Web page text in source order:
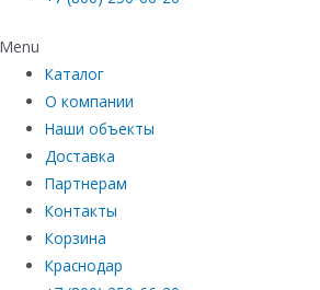
Menu
Каталог
О компании
Наши объекты
Доставка
Партнерам
Контакты
Корзина
Краснодар